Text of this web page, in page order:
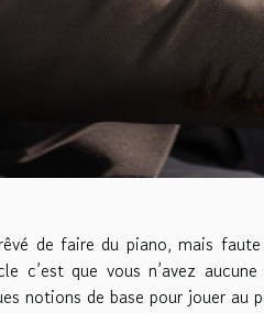
de faire du piano, mais
c’est que vous n’avez
notions de base pour jouer au